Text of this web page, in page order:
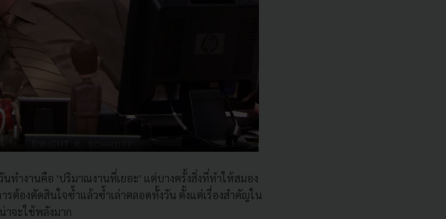
ทำงานคือ 'ปริมาณงานที่เยอะ' แต่บางครั้งสิ่งที่ทำให้สมอง
รต้องตัดสินใจซ้ำแล้วซ้ำเล่าตลอดทั้งวัน ตั้งแต่เรื่องสำคัญใน
าจะใช้พลังมาก